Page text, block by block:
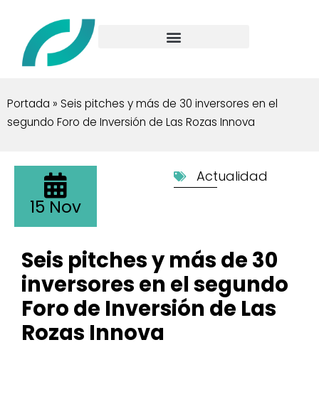
Portada » Seis pitches y más de 30 inversores en el
segundo Foro de Inversión de Las Rozas Innova
15 Nov
Actualidad
Seis pitches y más de 30
inversores en el segundo
Foro de Inversión de Las
Rozas Innova